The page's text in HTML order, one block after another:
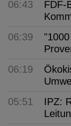
06:43
FDF-
06:39
06:19
05:51
IPZ: